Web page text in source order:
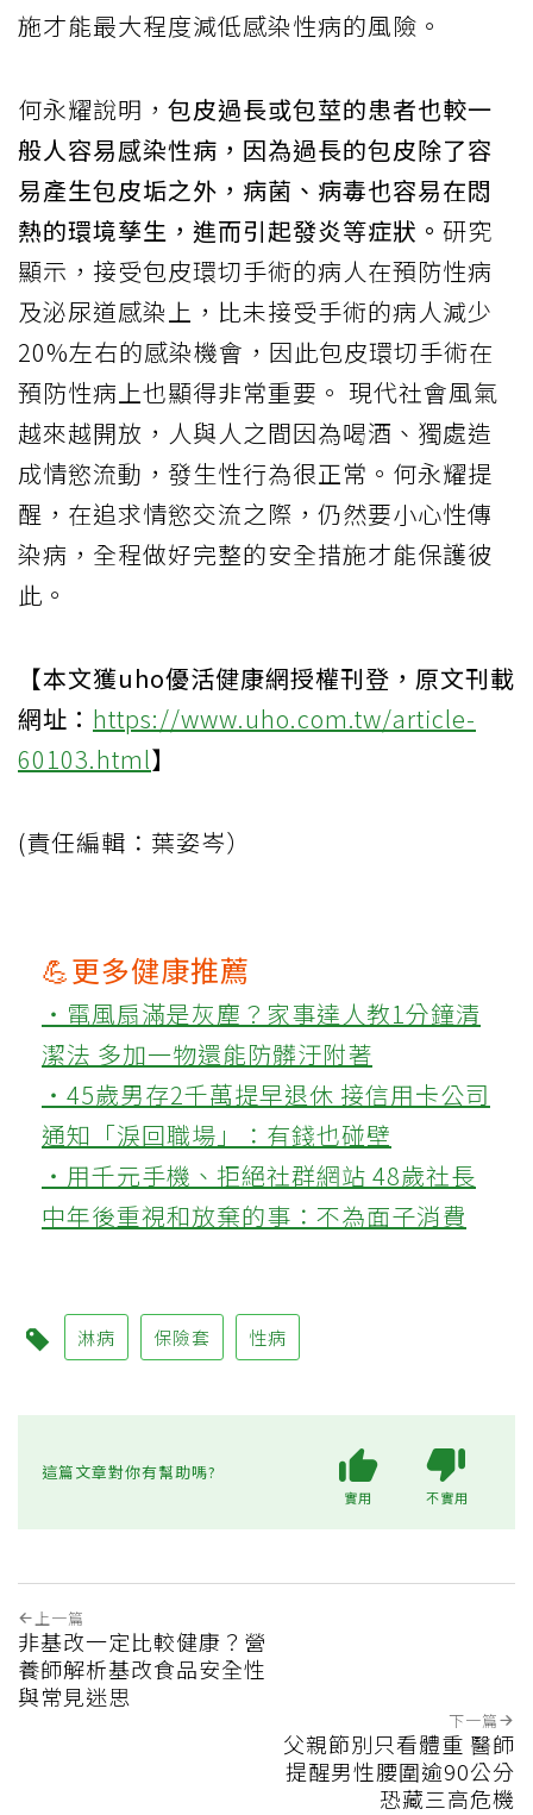
施才能最大程度減低感染性病的風險。
何永耀說明， 包皮過長或包莖的患者也較一
般人容易感染性病，因為過長的包皮除了容
易產生包皮垢之外，病菌、病毒也容易在悶
熱的環境孳生，進而引起發炎等症狀。 研究
顯示，接受包皮環切手術的病人在預防性病
及泌尿道感染上，比未接受手術的病人減少
20%左右的感染機會，因此包皮環切手術在
預防性病上也顯得非常重要。 現代社會風氣
越來越開放，人與人之間因為喝酒、獨處造
成情慾流動，發生性行為很正常。何永耀提
醒，在追求情慾交流之際，仍然要小心性傳
染病，全程做好完整的安全措施才能保護彼
此。
【本文獲uho優活健康網授權刊登，原文刊載
網址： https://www.uho.com.tw/article-
60103.html】
(責任編輯：葉姿岑）
💪更多健康推薦
‧電風扇滿是灰塵？家事達人教1分鐘清
潔法 多加一物還能防髒汙附著
‧45歲男存2千萬提早退休 接信用卡公司
通知「淚回職場」：有錢也碰壁
‧用千元手機、拒絕社群網站 48歲社長
中年後重視和放棄的事：不為面子消費
淋病 保險套 性病
這篇文章對你有幫助嗎?
實用 不實用
上一篇
非基改一定比較健康？營
養師解析基改食品安全性
與常見迷思
下一篇
父親節別只看體重 醫師
提醒男性腰圍逾90公分
恐藏三高危機